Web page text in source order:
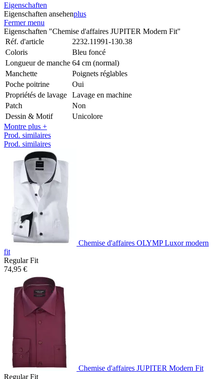
Eigenschaften
Eigenschaften ansehenplus
Fermer menu
Eigenschaften "Chemise d'affaires JUPITER Modern Fit"
Réf. d'article
2232.11991-130.38
Coloris
Bleu foncé
Longueur de manche 64 cm (normal)
Manchette
Poignets réglables
Poche poitrine
Oui
Propriétés de lavage
Lavage en machine
Patch
Non
Dessin & Motif
Unicolore
Montre plus +
Prod. similaires
Prod. similaires
Chemise d'affaires OLYMP Luxor modern
fit
Regular Fit
74,95 €
Chemise d'affaires JUPITER Modern Fit
Regular Fit